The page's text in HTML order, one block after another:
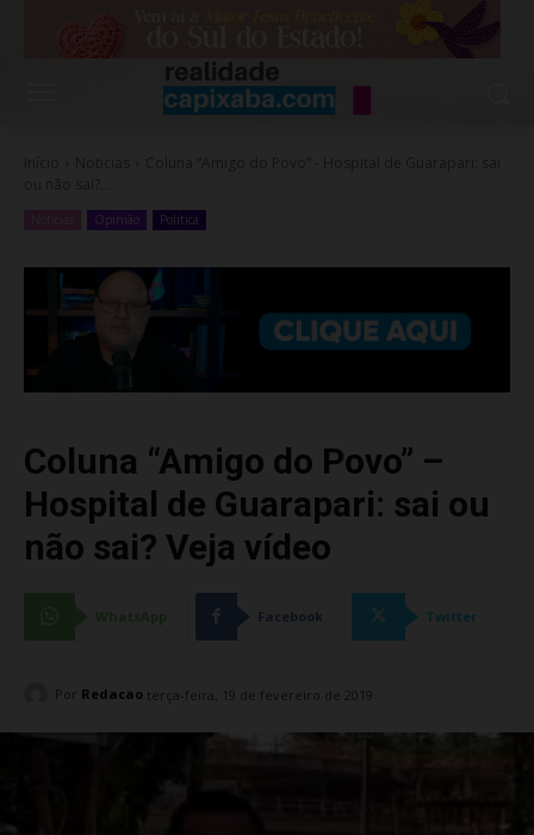
Opinião Política
Coluna “Amigo do Povo” –
Hospital de Guarapari: sai ou
não sai? Veja vídeo
Facebook Twitter
Por Redacao terça-feira, 19 de fevereiro de 2019